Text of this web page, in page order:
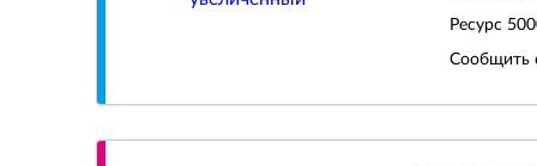
Ресурс
Сообщить